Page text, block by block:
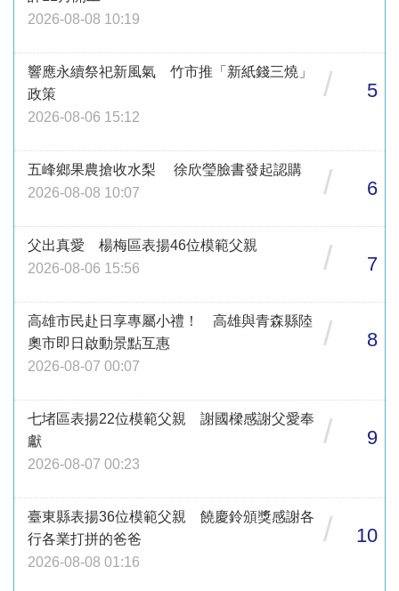
2026-08-08 10:19
響應永續祭祀新風氣 竹市推「新紙錢三燒」
政策
2026-08-06 15:12
/ 5
五峰鄉果農搶收水梨 徐欣瑩臉書發起認購
2026-08-08 10:07
/ 6
父出真愛 楊梅區表揚46位模範父親
2026-08-06 15:56
/ 7
高雄市民赴日享專屬小禮！ 高雄與青森縣陸
奧市即日啟動景點互惠
2026-08-07 00:07
/ 8
七堵區表揚22位模範父親 謝國樑感謝父愛奉
獻
2026-08-07 00:23
/ 9
臺東縣表揚36位模範父親 饒慶鈴頒獎感謝各
行各業打拼的爸爸
2026-08-08 01:16
/ 10